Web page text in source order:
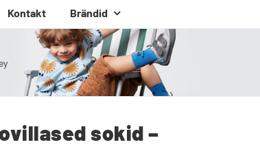
Kontakt Brändid
Beda Boty
D.D.Step
sokid –